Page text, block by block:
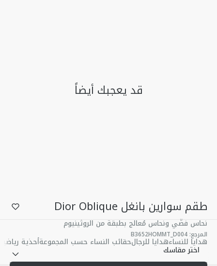
طقم سوارين بانغل Dior Oblique
نحاس فضّي ونحاس مُعالج بطبقة من الروثينيوم
المرجع:
B3652HOMMT_D004
اختر مقاسك
قد يعجبك أيضاً
هدايا للنساءهدايا للرجالحقائب النساء حسب المجموعةأحذية